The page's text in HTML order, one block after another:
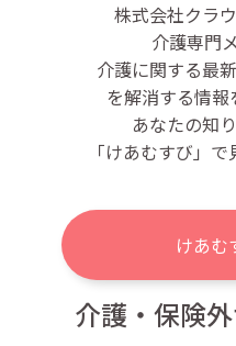
株式会社クラ
介護専門
介護に関する最
を解消する情報
あなたの知
「けあむすび」
けあむ
介護・保険